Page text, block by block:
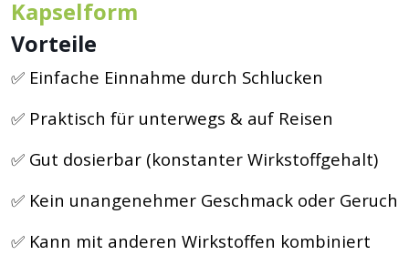
Kapselform
Vorteile
✅ Einfache Einnahme durch Schlucken
✅ Praktisch für unterwegs & auf Reisen
✅ Gut dosierbar (konstanter Wirkstoffgehalt)
✅ Kein unangenehmer Geschmack oder Geruch
✅ Kann mit anderen Wirkstoffen kombiniert